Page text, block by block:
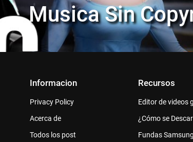
Musica Sin
Informacion
Privacy Policy
Acerca de
Todos los post
Recursos
Editor de videos
¿Cómo se
Fundas Samsung